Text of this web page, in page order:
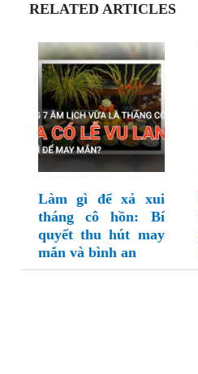
RELATED ARTICLES
Làm gì để xả xui
tháng cô hồn: Bí
quyết thu hút may
mắn và bình an